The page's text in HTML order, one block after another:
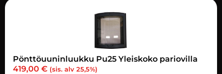
Pönttöuuninluukku Pu25 Yleiskoko pariovilla
419,00 € (sis. alv 25,5%)